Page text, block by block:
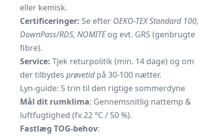
eller kemisk.
Certificeringer: Se efter OEKO-TEX Standard 100,
DownPass/RDS, NOMITEog evt. GRS (genbrugte
fibre).
Service: Tjek returpolitik (min. 14 dage) og om
der tilbydes prøvetidpå 30-100 nætter.
Lyn-guide: 5 trin til den rigtige sommerdyne
Mål dit rumklima: Gennemsnitlig nattemp &
luftfugtighed (fx 22 °C / 50 %).
Fastlæg TOG-behov: